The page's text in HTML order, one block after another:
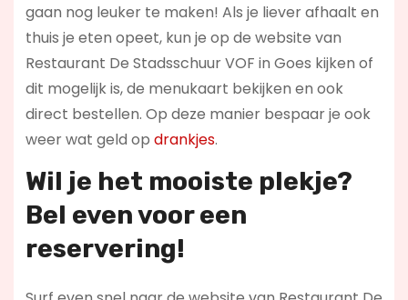
gaan nog leuker te maken! Als je liever afhaalt en
thuis je eten opeet, kun je op de website van
Restaurant De Stadsschuur VOF in Goes kijken of
dit mogelijk is, de menukaart bekijken en ook
direct bestellen. Op deze manier bespaar je ook
weer wat geld op drankjes.
Wil je het mooiste plekje?
Bel even voor een
reservering!